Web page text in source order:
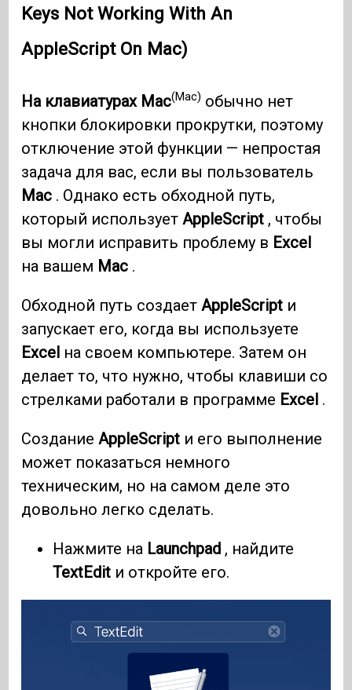
Keys Not Working With An
AppleScript On Mac)
На клавиатурах Mac(Mac) обычно нет
кнопки блокировки прокрутки, поэтому
отключение этой функции — непростая
задача для вас, если вы пользователь
Mac . Однако есть обходной путь,
который использует AppleScript , чтобы
вы могли исправить проблему в Excel
на вашем Mac .
Обходной путь создает AppleScript и
запускает его, когда вы используете
Excel на своем компьютере. Затем он
делает то, что нужно, чтобы клавиши со
стрелками работали в программе Excel .
Создание AppleScript и его выполнение
может показаться немного
техническим, но на самом деле это
довольно легко сделать.
Нажмите на Launchpad , найдите
TextEdit и откройте его.